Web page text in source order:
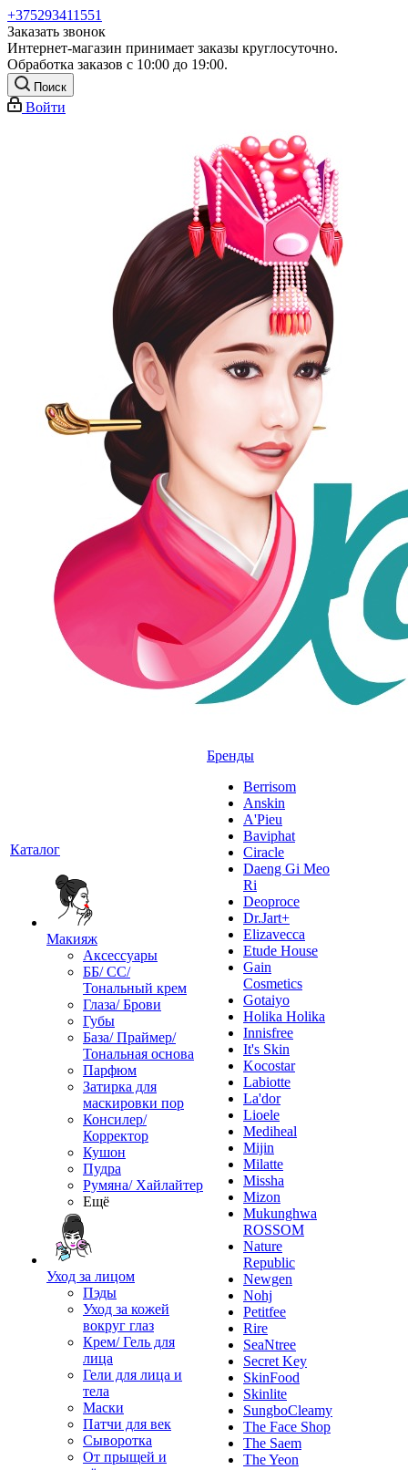
+375293411551
Заказать звонок
Интернет-магазин принимает заказы круглосуточно.
Обработка заказов с 10:00 до 19:00.
Поиск
Войти
Каталог
Макияж
Аксессуары
ББ/ СС/
Тональный крем
Глаза/ Брови
Губы
База/ Праймер/
Тональная основа
Парфюм
Затирка для
маскировки пор
Консилер/
Корректор
Кушон
Пудра
Румяна/ Хайлайтер
Ещё
Уход за лицом
Пэды
Уход за кожей
вокруг глаз
Крем/ Гель для
лица
Гели для лица и
тела
Маски
Патчи для век
Сыворотка
От прыщей и
Бренды
Berrisom
Anskin
A'Pieu
Baviphat
Ciracle
Daeng Gi Meo
Ri
Deoproce
Dr.Jart+
Elizavecca
Etude House
Gain
Cosmetics
Gotaiyo
Holika Holika
Innisfree
It's Skin
Kocostar
Labiotte
La'dor
Lioele
Mediheal
Mijin
Milatte
Missha
Mizon
Mukunghwa
ROSSOM
Nature
Republic
Newgen
Nohj
Petitfee
Rire
SeaNtree
Secret Key
SkinFood
Skinlite
SungboCleamy
The Face Shop
The Saem
The Yeon